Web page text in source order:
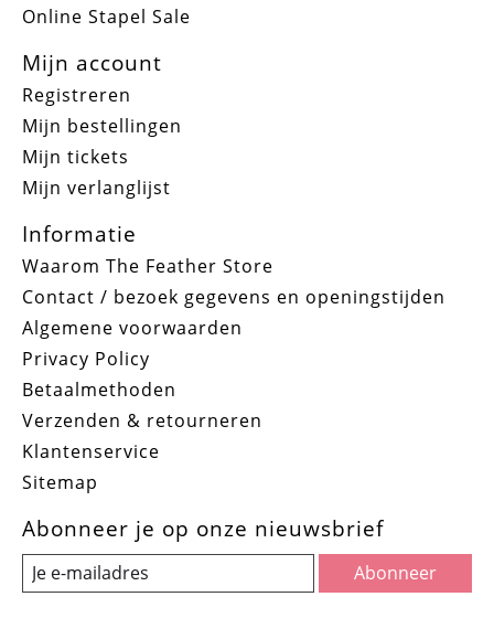
Online Stapel Sale
Mijn account
Registreren
Mijn bestellingen
Mijn tickets
Mijn verlanglijst
Informatie
Waarom The Feather Store
Contact / bezoek gegevens en openingstijden
Algemene voorwaarden
Privacy Policy
Betaalmethoden
Verzenden & retourneren
Klantenservice
Sitemap
Abonneer je op onze nieuwsbrief
Abonneer